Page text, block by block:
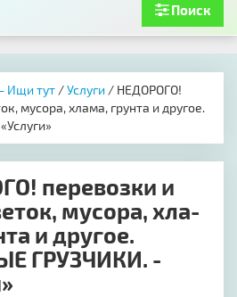
Поиск
Ищи тут /Услуги / НЕ­ДОРО­ГО!
му­со­ра, хла­ма, грун­та и другое.
перевозки и
му­со­ра, хла­
и другое.
ГРУЗ­ЧИ­КИ. -